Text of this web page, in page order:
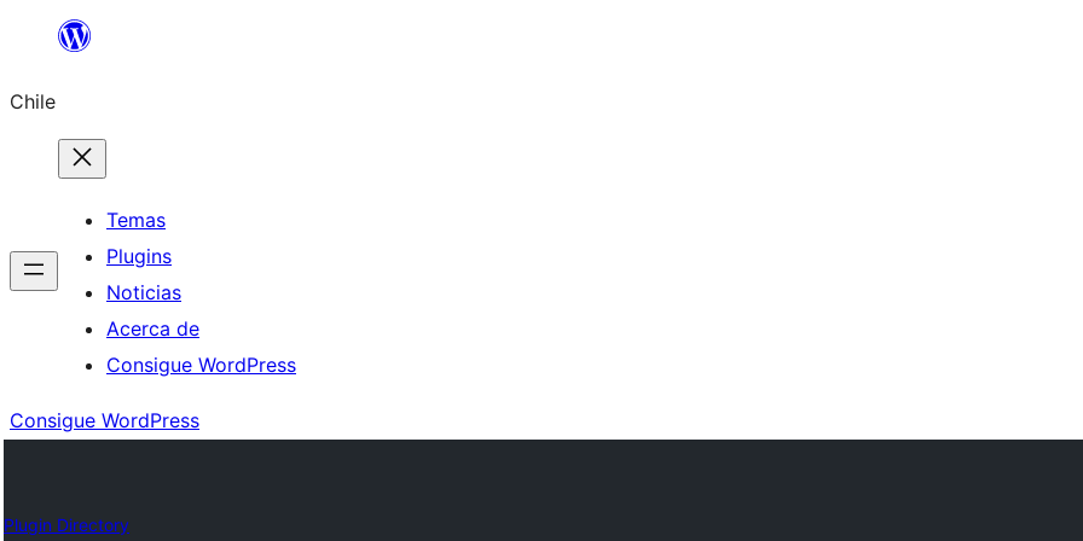
Saltar
contenido
Chile
Temas
Plugins
Noticias
Acerca de
Consigue WordPress
Consigue WordPress
Plugin Directory